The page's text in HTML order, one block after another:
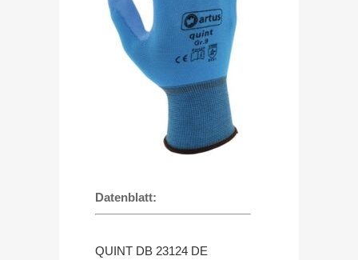
Datenblatt:
QUINT DB 23124 DE